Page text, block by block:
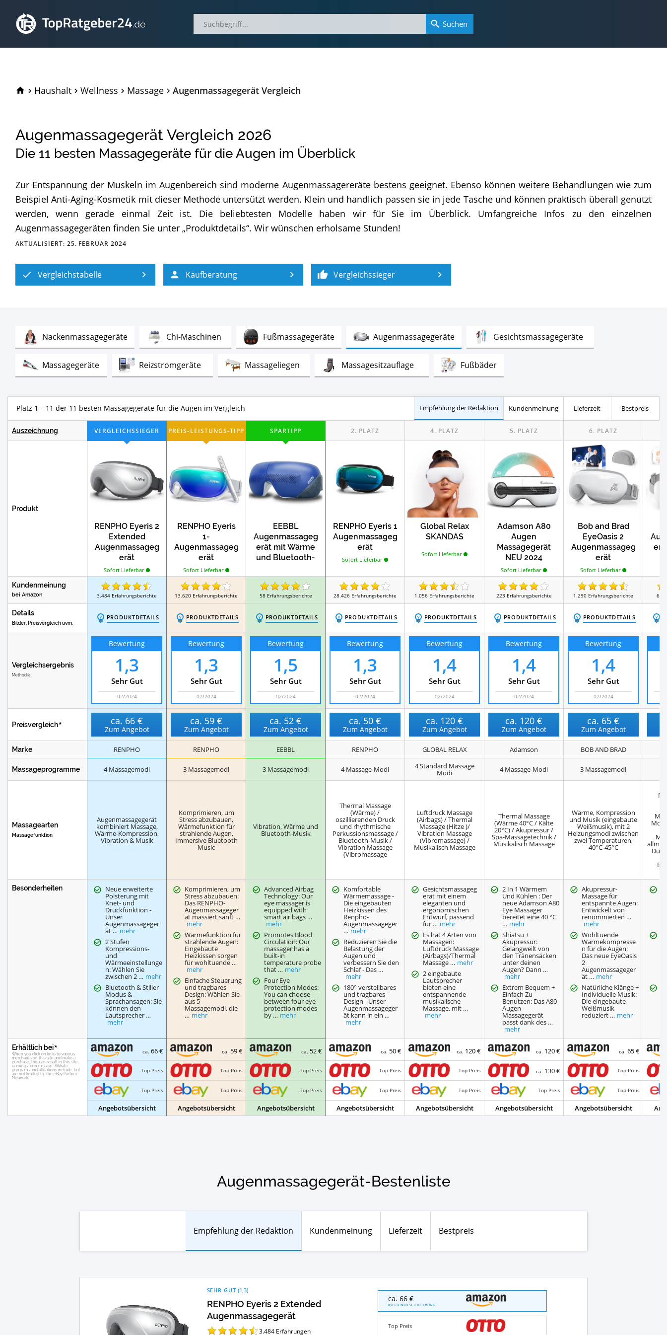
TopRatgeber24.de
Haushalt Wellness Massage Augenmassagegerät Vergleich
Augenmassagegerät Vergleich 2026
Die 11 besten Massagegeräte für die Augen im Überblick
Zur Entspannung der Muskeln im Augenbereich sind moderne Augenmassagereräte bestens geeignet. Ebenso können weitere Behandlungen wie zum
Beispiel Anti-Aging-Kosmetik mit dieser Methode untersützt werden. Klein und handlich passen sie in jede Tasche und können praktisch überall genutzt
werden, wenn gerade einmal Zeit ist. Die beliebtesten Modelle haben wir für Sie im Überblick. Umfangreiche Infos zu den einzelnen
Augenmassagegeräten finden Sie unter „Produktdetails“. Wir wünschen erholsame Stunden!
AKTUALISIERT: 25. FEBRUAR 2024
Vergleichstabelle Kaufberatung Vergleichssieger
NackenmassagegeräteTest Chi-Maschinen FußmassagegeräteTest AugenmassagegeräteTest GesichtsmassagegeräteTest
MassagegeräteTest ReizstromgeräteTest Massageliegen MassagesitzauflageTest FußbäderTest
BeinmassagegeräteTest KopfmassagegeräteTest KopfkraulerTest FußmassagerollerTest MassagesesselTest
Massagekissen SchröpfgläserTest
Platz 1 – 11 der 11 besten Massagegeräte für die Augen im Vergleich Empfehlung der Redaktion Kundenmeinung Lieferzeit Bestpreis
Auszeichnung
Produkt
RENPHO Eyeris 2
Extended
Augenmassageg
erät
Sofort Lieferbar
RENPHO Eyeris
1-
Augenmassageg
erät
Sofort Lieferbar
EEBBL
Augenmassageg
erät mit Wärme
und Bluetooth-
trockene Augen
RENPHO Eyeris 1
Augenmassageg
erät
Sofort Lieferbar
Global Relax
SKANDAS
Sofort Lieferbar
Adamson A80
Augen
Massagegerät
NEU 2024
Sofort Lieferbar
Bob and Brad
EyeOasis 2
Augenmassageg
erät
Sofort Lieferbar
Kundenmeinung
bei Amazon 3.484 Erfahrungsberichte 13.620 Erfahrungsberichte 58 Erfahrungsberichte 28.426 Erfahrungsberichte 1.056 Erfahrungsberichte 223 Erfahrungsberichte 1.290 Erfahrungsberichte 61
Details
Bilder, Preisvergleich uvm.
PRODUKTDETAILS PRODUKTDETAILS PRODUKTDETAILS PRODUKTDETAILS PRODUKTDETAILS PRODUKTDETAILS PRODUKTDETAILS
Vergleichsergebnis
Methodik
Bewertung
1,3
Sehr Gut
02/2024
Bewertung
1,3
Sehr Gut
02/2024
Bewertung
1,5
Sehr Gut
02/2024
Bewertung
1,3
Sehr Gut
02/2024
Bewertung
1,4
Sehr Gut
02/2024
Bewertung
1,4
Sehr Gut
02/2024
Bewertung
1,4
Sehr Gut
02/2024
Preisvergleich ca. 66 €
Zum Angebot
ca. 59 €
Zum Angebot
ca. 52 €
Zum Angebot
ca. 50 €
Zum Angebot
ca. 120 €
Zum Angebot
ca. 120 €
Zum Angebot
ca. 65 €
Zum Angebot
Marke RENPHO RENPHO EEBBL RENPHO GLOBAL RELAX Adamson BOB AND BRAD
Massageprogramme 4 Massagemodi 3 Massagemodi 3 Massagemodi 4 Massage-Modi 4 Standard Massage
Modi 4 Massage-Modi 3 Massagemodi
Massagearten
Massagefunktion
Augenmassagegerät
kombiniert Massage,
Wärme-Kompression,
Vibration & Musik
Komprimieren, um
Stress abzubauen,
Wärmefunktion für
strahlende Augen,
Immersive Bluetooth
Music
Vibration, Wärme und
Bluetooth-Musik
Thermal Massage
(Wärme) /
oszillierenden Druck
und rhythmische
Perkussionsmassage /
Bluetooth-Musik /
Vibration Massage
(Vibromassage
Luftdruck Massage
(Airbags) / Thermal
Massage (Hitze )/
Vibration Massage
(Vibromassage) /
Musikalisch Massage
Thermal Massage
(Wärme 40°C / Kälte
20°C) / Akupressur /
Spa-Massagetechnik /
Musikalisch Massage
Wärme, Kompression
und Musik (eingebaute
Weißmusik), mit 2
Heizungsmodi zwischen
zwei Temperaturen,
40°C-45°C
Besonderheiten Neue erweiterte
Polsterung mit
Knet- und
Druckfunktion -
Unser
Augenmassageger
ät … mehr
2 Stufen
Kompressions-
und
Wärmeeinstellunge
n: Wählen Sie
zwischen 2 … mehr
Bluetooth & Stiller
Modus &
Sprachansagen: Sie
können den
Lautsprecher …
mehr
Komprimieren, um
Stress abzubauen:
Das RENPHO-
Augenmassageger
ät massiert sanft …
mehr
Wärmefunktion für
strahlende Augen:
Eingebaute
Heizkissen sorgen
für wohltuende …
mehr
Einfache Steuerung
und tragbares
Design: Wählen Sie
aus 5
Massagemodi, die
… mehr
Advanced Airbag
Technology: Our
eye massager is
equipped with
smart air bags …
mehr
Promotes Blood
Circulation: Our
massager has a
built-in
temperature probe
that … mehr
Four Eye
Protection Modes:
You can choose
between four eye
protection modes
by … mehr
Komfortable
Wärmemassage -
Die eingebauten
Heizkissen des
Renpho-
Augenmassageger
… mehr
Reduzieren Sie die
Belastung der
Augen und
verbessern Sie den
Schlaf - Das …
mehr
180° verstellbares
und tragbares
Design - Unser
Augenmassageger
ät kann in ein …
mehr
Gesichtsmassageg
erät mit einem
eleganten und
ergonomischen
Entwurf, passend
für … mehr
Es hat 4 Arten von
Massagen:
Luftdruck Massage
(Airbags)/Thermal
Massage … mehr
2 eingebaute
Lautsprecher
bieten eine
entspannende
musikalische
Massage, mit …
mehr
2 In 1 Wärmem
Und Kühlen : Der
neue Adamson A80
Eye Massager
bereitet eine 40 °C
… mehr
Shiatsu +
Akupressur:
Gelangweilt von
den Tränensäcken
unter deinen
Augen? Dann …
mehr
Extrem Bequem +
Einfach Zu
Benutzen: Das A80
Augen
Massagegerät
passt dank des …
mehr
Akupressur-
Massage für
entspannte Augen:
Entwickelt von
renommierten …
mehr
Wohltuende
Wärmekompresse
n für die Augen:
Das neue EyeOasis
2
Augenmassageger
ät … mehr
Natürliche Klänge +
Individuelle Musik:
Die eingebaute
Weißmusik
reduziert … mehr
Erhältlich bei ca.66 €
Top Preis
Top Preis
Angebotsübersicht
ca. 59 €
Top Preis
Top Preis
Angebotsübersicht
ca. 52 €
Top Preis
Top Preis
Angebotsübersicht
ca. 50 €
Top Preis
Top Preis
Angebotsübersicht
ca. 120 €
Top Preis
Top Preis
Angebotsübersicht
ca. 120 €
ca. 130 €
Top Preis
Angebotsübersicht
ca.65 €
Top Preis
Top Preis
Angebotsübersicht
Augenmassagegerät-Bestenliste
Empfehlung der Redaktion Kundenmeinung Lieferzeit Bestpreis
RENPHO Eyeris 2 Extended
Augenmassagegerät
SEHR GUT (1,3)
3.484 Erfahrungen
Eyeris
2
Augenmassagegerät
ca. 66 €
KOSTENLOSE LIEFERUNG
Top Preis
Suchen